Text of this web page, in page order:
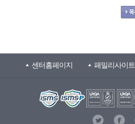
센터홈페이지 패밀리사이트